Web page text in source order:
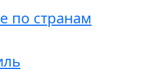
по странам